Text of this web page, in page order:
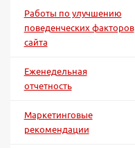
Работы по улучшению
поведенческих факторов
сайта
Еженедельная
отчетность
Маркетинговые
рекомендации